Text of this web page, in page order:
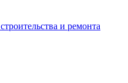
и ремонта